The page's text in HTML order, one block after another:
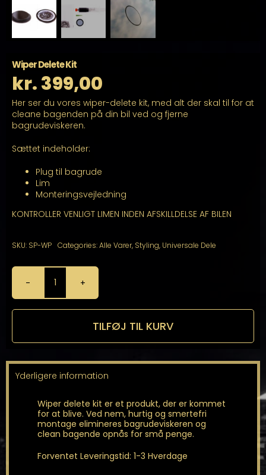
Wiper Delete Kit
kr.399,00
Her ser du vores wiper-delete kit, med alt der skal til for at
cleane bagenden på din bil ved og fjerne
bagrudeviskeren.
Sættet indeholder:
Plug til bagrude
Lim
Monteringsvejledning
KONTROLLER VENLIGT LIMEN INDEN AFSKILLDELSE AF BILEN
SKU: SP-WP Categories:Alle Varer, Styling, Universale Dele
Wiper
Delete
Kit
TILFØJ TIL KURV
Yderligere information
Wiper delete kit er et produkt, der er kommet
for at blive. Ved nem, hurtig og smertefri
montage elimineres bagrudeviskeren og
clean bagende opnås for små penge.
Forventet Leveringstid: 1-3 Hverdage